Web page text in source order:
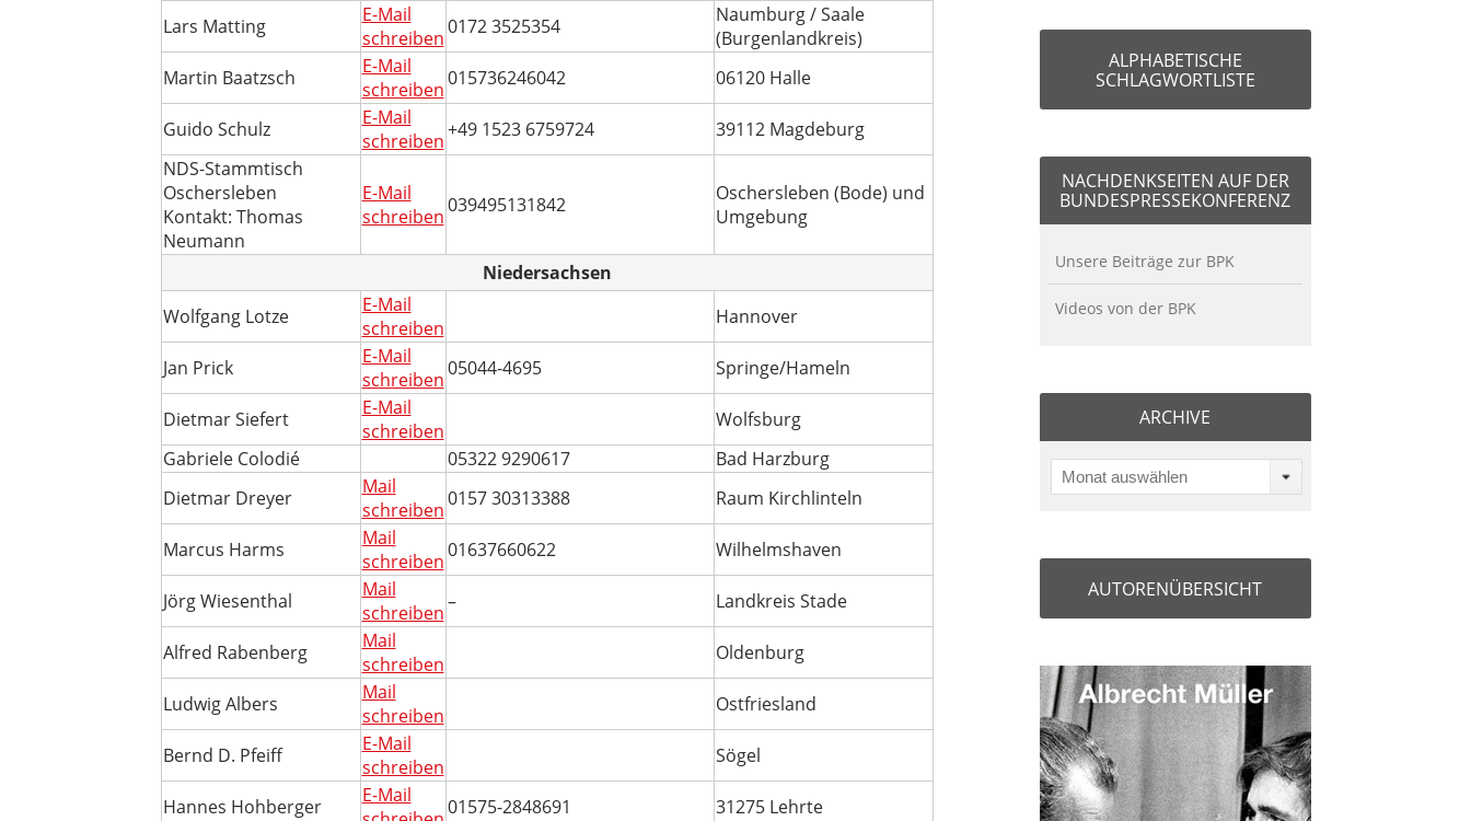
Lars Matting
E-Mail
schreiben0172 3525354
Naumburg / Saale
(Burgenlandkreis)
Martin Baatzsch
E-Mail
schreiben015736246042 06120 Halle
Guido Schulz
E-Mail
schreiben+49 1523 6759724
39112 Magdeburg
NDS-Stammtisch
Oschersleben
Kontakt: Thomas
Neumann
E-Mail
schreiben039495131842
Oschersleben (Bode) und
Umgebung
Niedersachsen
Wolfgang Lotze
E-Mail
schreiben
Hannover
Jan Prick
E-Mail
schreiben05044-4695 Springe/Hameln
Dietmar Siefert
E-Mail
schreiben
Wolfsburg
Gabriele Colodié
05322 9290617
Bad Harzburg
Dietmar Dreyer
Mail
schreiben0157 30313388 Raum Kirchlinteln
Marcus Harms
Mail
schreiben01637660622 Wilhelmshaven
Jörg Wiesenthal
Mail
schreiben– Landkreis Stade
Alfred Rabenberg
Mail
schreiben
Oldenburg
Ludwig Albers
Mail
schreiben
Ostfriesland
Bernd D. Pfeiff
E-Mail
schreiben
Sögel
Hannes Hohberger
E-Mail
01575-2848691 31275 Lehrte
ALPHABETISCHE
SCHLAGWORTLISTE
NACHDENKSEITEN AUF DER
BUNDESPRESSEKONFERENZ
Unsere Beiträge zur BPK
Videos von der BPK
ARCHIVE
Monat auswählen
AUTORENÜBERSICHT